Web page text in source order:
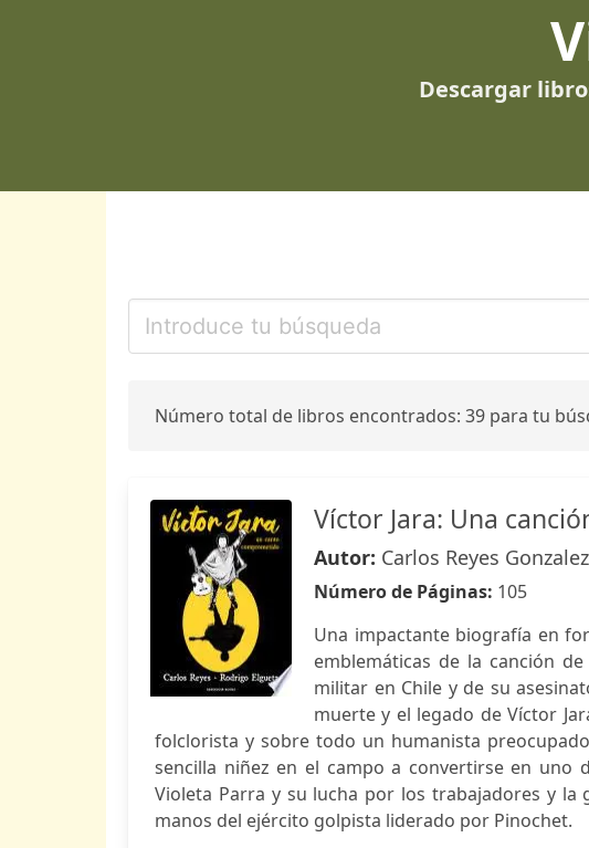
Descargar
Número total de libros encontrados: 39 para tu
Víctor Jara: Una
Autor: Carlos Reyes
Número de Páginas: 105
Una impactante biografía en
emblemáticas de la canción
militar en Chile y de su
muerte y el legado de Víctor
folclorista y sobre todo un humanista
sencilla niñez en el campo a convertirse en uno
Violeta Parra y su lucha por los trabajadores y
manos del ejército golpista liderado por Pinochet.